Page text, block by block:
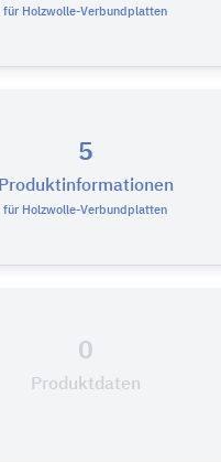
für Holzwolle-Verbundplatten
5
Produktinformationen
für Holzwolle-Verbundplatten
0
Produktdaten